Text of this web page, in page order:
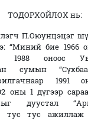
ТОДОРХОЙЛОХ нь:
П.Оюунцэцэг
“Миний бие 1966
1988 оноос
сумын
1991
оны 1 дүгээр
дуустал
тус тус ажиллаж